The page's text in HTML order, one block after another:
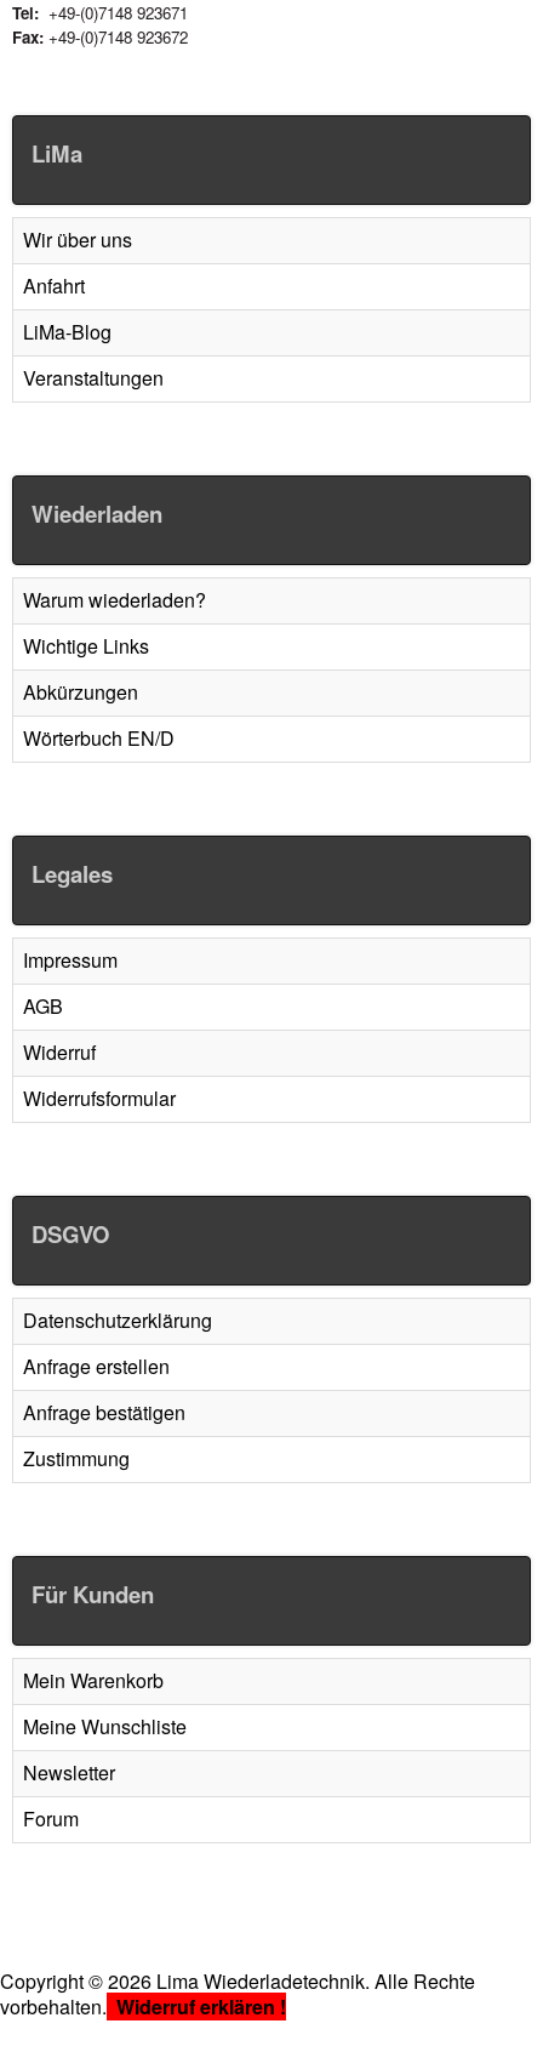
Tel: +49-(0)7148 923671
Fax: +49-(0)7148 923672
LiMa
Wir über uns
Anfahrt
LiMa-Blog
Veranstaltungen
Wiederladen
Warum wiederladen?
Wichtige Links
Abkürzungen
Wörterbuch EN/D
Legales
Impressum
AGB
Widerruf
Widerrufsformular
DSGVO
Datenschutzerklärung
Anfrage erstellen
Anfrage bestätigen
Zustimmung
Für Kunden
Mein Warenkorb
Meine Wunschliste
Newsletter
Forum
Copyright©2026 Lima Wiederladetechnik. Alle Rechte
vorbehalten. Widerruf erklären !